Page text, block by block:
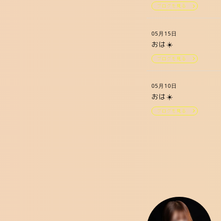
ブログを見る
05月15日
おは☀️
ブログを見る
05月10日
おは☀️
ブログを見る